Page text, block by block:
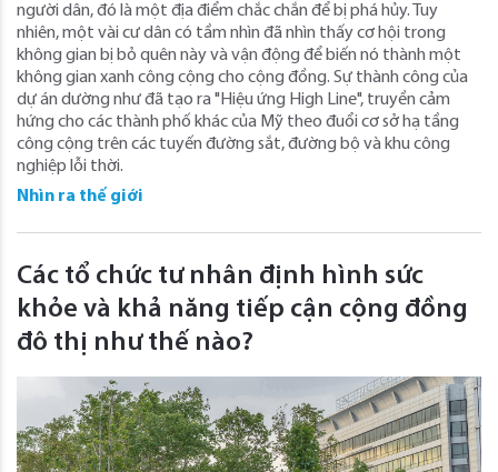
người dân, đó là một địa điểm chắc chắn để bị phá hủy. Tuy
nhiên, một vài cư dân có tầm nhìn đã nhìn thấy cơ hội trong
không gian bị bỏ quên này và vận động để biến nó thành một
không gian xanh công cộng cho cộng đồng. Sự thành công của
dự án dường như đã tạo ra "Hiệu ứng High Line", truyền cảm
hứng cho các thành phố khác của Mỹ theo đuổi cơ sở hạ tầng
công cộng trên các tuyến đường sắt, đường bộ và khu công
nghiệp lỗi thời.
Nhìn ra thế giới
Các tổ chức tư nhân định hình sức
khỏe và khả năng tiếp cận cộng đồng
đô thị như thế nào?